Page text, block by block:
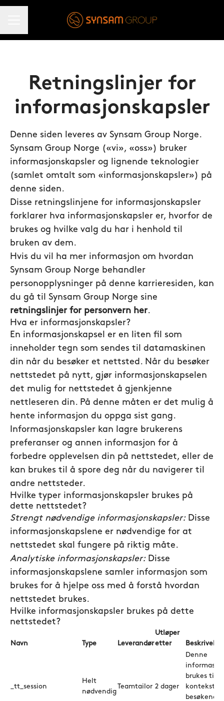
Retningslinjer for
informasjonskapsler
Denne siden leveres av Synsam Group Norge.
Synsam Group Norge («vi», «oss») bruker
informasjonskapsler og lignende teknologier
(samlet omtalt som «informasjonskapsler») på
denne siden.
Disse retningslinjene for informasjonskapsler
forklarer hva informasjonskapsler er, hvorfor de
brukes og hvilke valg du har i henhold til
bruken av dem.
Hvis du vil ha mer informasjon om hvordan
Synsam Group Norge behandler
personopplysninger på denne karrieresiden, kan
du gå til Synsam Group Norge sine
retningslinjer for personvern her.
Hva er informasjonskapsler?
En informasjonskapsel er en liten fil som
inneholder tegn som sendes til datamaskinen
din når du besøker et nettsted. Når du besøker
nettstedet på nytt, gjør informasjonskapselen
det mulig for nettstedet å gjenkjenne
nettleseren din. På denne måten er det mulig å
hente informasjon du oppga sist gang.
Informasjonskapsler kan lagre brukerens
preferanser og annen informasjon for å
forbedre opplevelsen din på nettstedet, eller de
kan brukes til å spore deg når du navigerer til
andre nettsteder.
Hvilke typer informasjonskapsler brukes på
dette nettstedet?
Strengt nødvendige informasjonskapsler:Disse
informasjonskapslene er nødvendige for at
nettstedet skal fungere på riktig måte.
Analytiske informasjonskapsler:Disse
informasjonskapslene samler informasjon som
brukes for å hjelpe oss med å forstå hvordan
nettstedet brukes.
Hvilke informasjonskapsler brukes på dette
nettstedet?
Navn Type Leverandør
Utløper
etter
Beskrivelse
_tt_session
Helt
nødvendig
Teamtailor 2 dager
Denne
brukes til å